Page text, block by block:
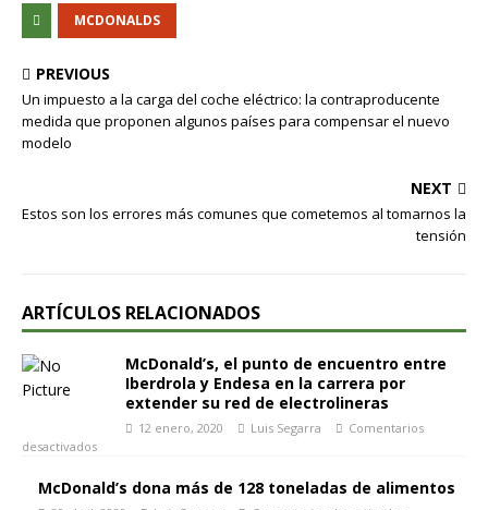
MCDONALDS
PREVIOUS
Un impuesto a la carga del coche eléctrico: la contraproducente
medida que proponen algunos países para compensar el nuevo
modelo
NEXT
Estos son los errores más comunes que cometemos al tomarnos la
tensión
ARTÍCULOS RELACIONADOS
McDonald’s, el punto de encuentro entre
Iberdrola y Endesa en la carrera por
extender su red de electrolineras
12 enero, 2020 Luis Segarra
Comentarios
desactivados
McDonald’s dona más de 128 toneladas de alimentos